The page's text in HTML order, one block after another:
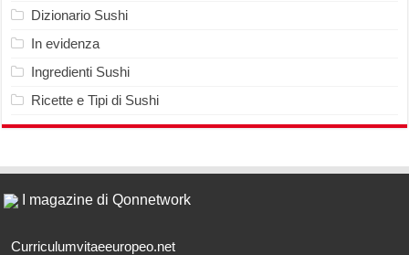
Dizionario Sushi
In evidenza
Ingredienti Sushi
Ricette e Tipi di Sushi
I magazine di Qonnetwork
Curriculumvitaeeuropeo.net